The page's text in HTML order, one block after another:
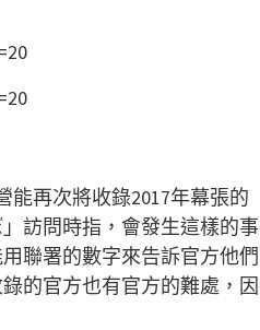
能再次將收錄2017年幕張的
訪問時指，會發生這樣的事
聯署的數字來告訴官方他們
的官方也有官方的難處，因